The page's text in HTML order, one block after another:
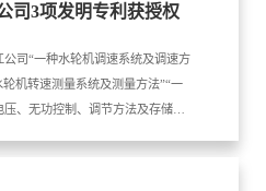
司3项发明专利获授权
公司“一种水轮机调速系统及调速方
轮机转速测量系统及测量方法”“一
、无功控制、调节方法及存储介